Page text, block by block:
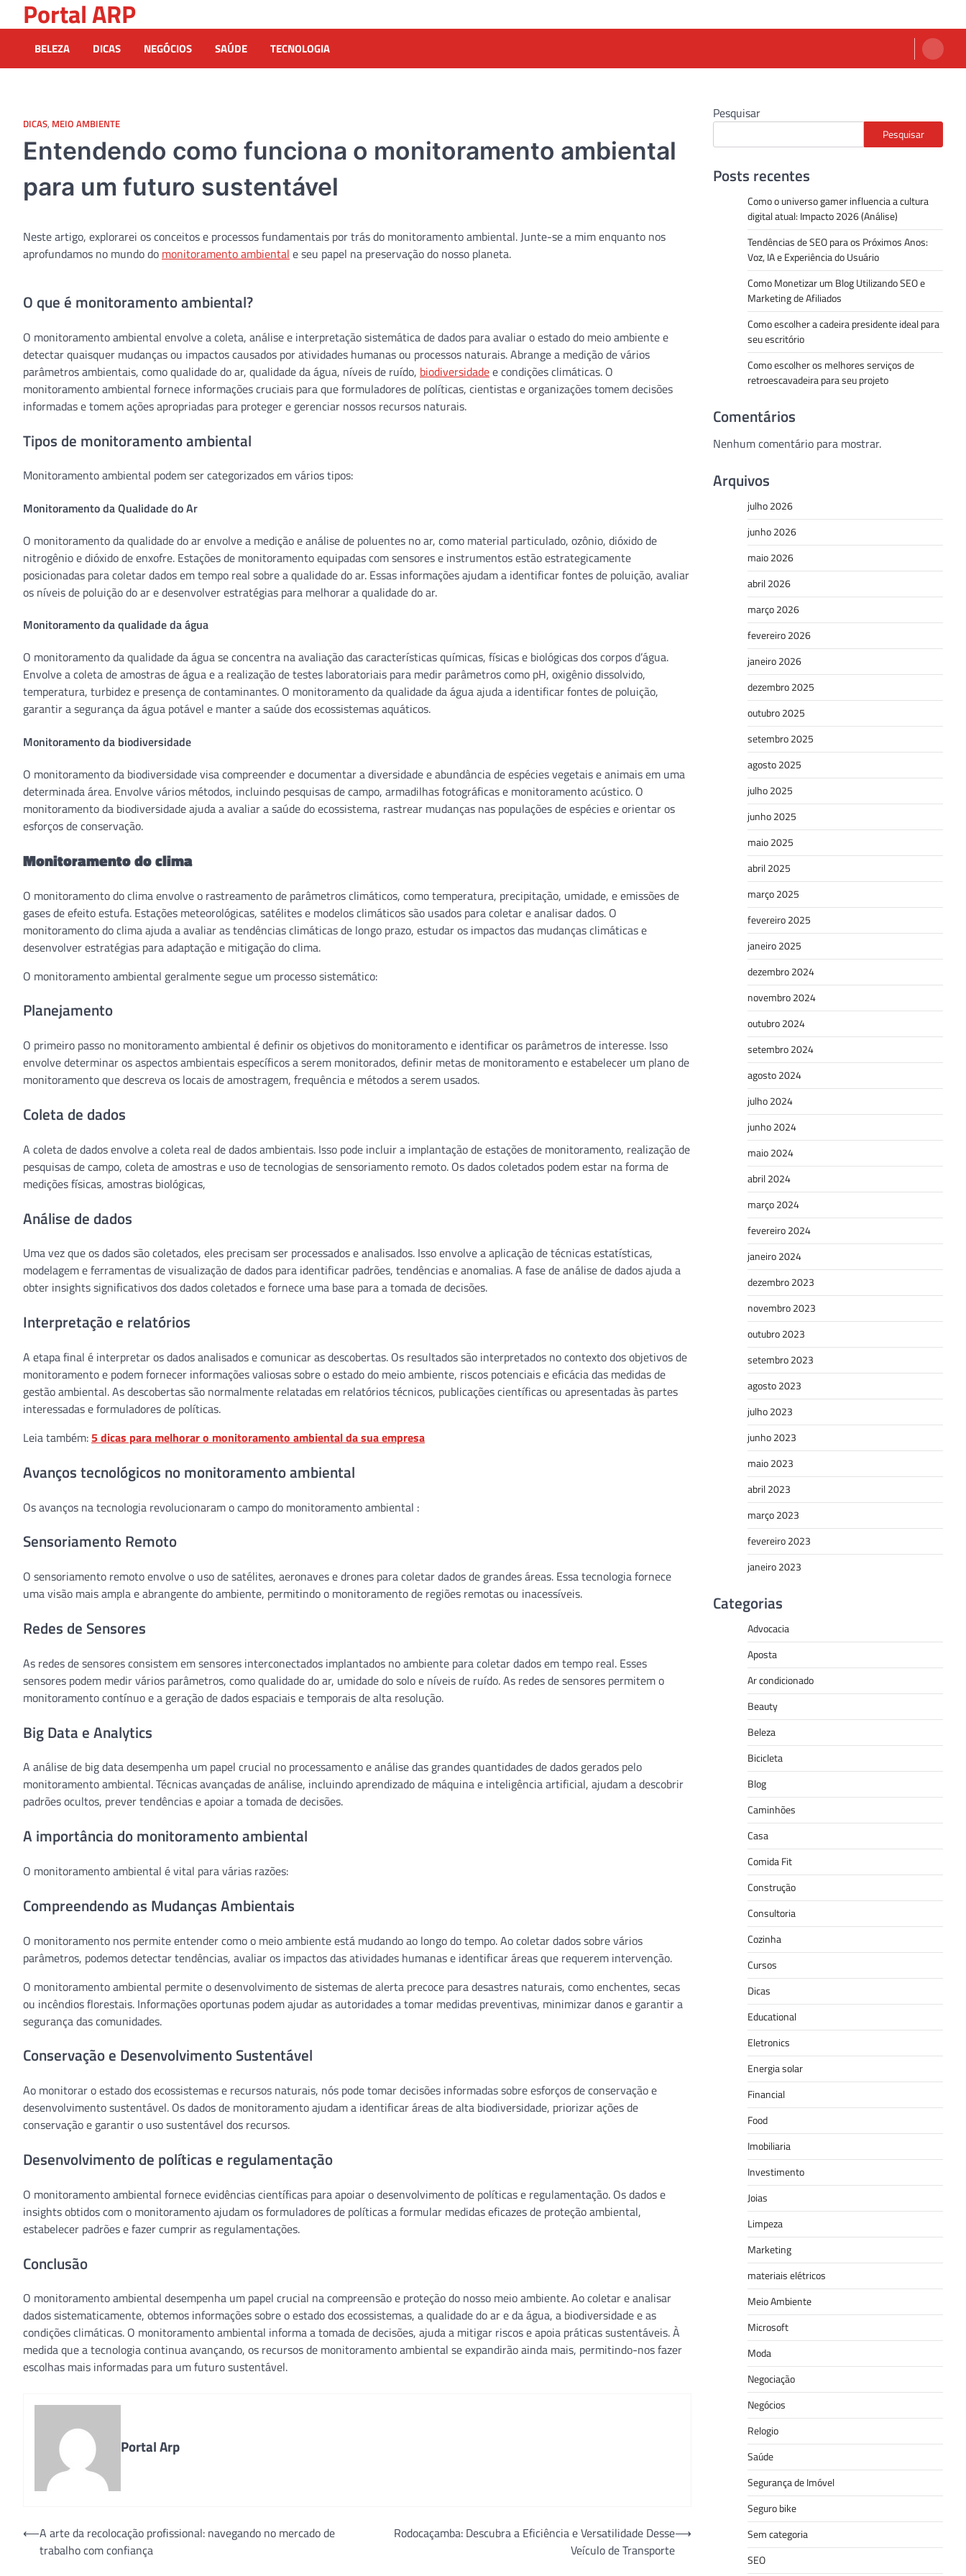
to
content
Portal ARP
BELEZA DICAS NEGÓCIOS SAÚDE TECNOLOGIA
DICAS, MEIO AMBIENTE
Entendendo como funciona o monitoramento ambiental
para um futuro sustentável
Neste artigo, explorarei os conceitos e processos fundamentais por trás do monitoramento ambiental. Junte-se a mim enquanto nos
aprofundamos no mundo do monitoramento ambiental e seu papel na preservação do nosso planeta.
O que é monitoramento ambiental?
O monitoramento ambiental envolve a coleta, análise e interpretação sistemática de dados para avaliar o estado do meio ambiente e
detectar quaisquer mudanças ou impactos causados ​​por atividades humanas ou processos naturais. Abrange a medição de vários
parâmetros ambientais, como qualidade do ar, qualidade da água, níveis de ruído, biodiversidadee condições climáticas. O
monitoramento ambiental fornece informações cruciais para que formuladores de políticas, cientistas e organizações tomem decisões
informadas e tomem ações apropriadas para proteger e gerenciar nossos recursos naturais.
Tipos de monitoramento ambiental
Monitoramento ambiental podem ser categorizados em vários tipos:
Monitoramento da Qualidade do Ar
O monitoramento da qualidade do ar envolve a medição e análise de poluentes no ar, como material particulado, ozônio, dióxido de
nitrogênio e dióxido de enxofre. Estações de monitoramento equipadas com sensores e instrumentos estão estrategicamente
posicionadas para coletar dados em tempo real sobre a qualidade do ar. Essas informações ajudam a identificar fontes de poluição, avaliar
os níveis de poluição do ar e desenvolver estratégias para melhorar a qualidade do ar.
Monitoramento da qualidade da água
O monitoramento da qualidade da água se concentra na avaliação das características químicas, físicas e biológicas dos corpos d’água.
Envolve a coleta de amostras de água e a realização de testes laboratoriais para medir parâmetros como pH, oxigênio dissolvido,
temperatura, turbidez e presença de contaminantes. O monitoramento da qualidade da água ajuda a identificar fontes de poluição,
garantir a segurança da água potável e manter a saúde dos ecossistemas aquáticos.
Monitoramento da biodiversidade
O monitoramento da biodiversidade visa compreender e documentar a diversidade e abundância de espécies vegetais e animais em uma
determinada área. Envolve vários métodos, incluindo pesquisas de campo, armadilhas fotográficas e monitoramento acústico. O
monitoramento da biodiversidade ajuda a avaliar a saúde do ecossistema, rastrear mudanças nas populações de espécies e orientar os
esforços de conservação.
Monitoramento do clima
O monitoramento do clima envolve o rastreamento de parâmetros climáticos, como temperatura, precipitação, umidade, e emissões de
gases de efeito estufa. Estações meteorológicas, satélites e modelos climáticos são usados ​​para coletar e analisar dados. O
monitoramento do clima ajuda a avaliar as tendências climáticas de longo prazo, estudar os impactos das mudanças climáticas e
desenvolver estratégias para adaptação e mitigação do clima.
O monitoramento ambiental geralmente segue um processo sistemático:
Planejamento
O primeiro passo no monitoramento ambiental é definir os objetivos do monitoramento e identificar os parâmetros de interesse. Isso
envolve determinar os aspectos ambientais específicos a serem monitorados, definir metas de monitoramento e estabelecer um plano de
monitoramento que descreva os locais de amostragem, frequência e métodos a serem usados.
Coleta de dados
A coleta de dados envolve a coleta real de dados ambientais. Isso pode incluir a implantação de estações de monitoramento, realização de
pesquisas de campo, coleta de amostras e uso de tecnologias de sensoriamento remoto. Os dados coletados podem estar na forma de
medições físicas, amostras biológicas,
Análise de dados
Uma vez que os dados são coletados, eles precisam ser processados ​​e analisados. Isso envolve a aplicação de técnicas estatísticas,
modelagem e ferramentas de visualização de dados para identificar padrões, tendências e anomalias. A fase de análise de dados ajuda a
obter insights significativos dos dados coletados e fornece uma base para a tomada de decisões.
Interpretação e relatórios
A etapa final é interpretar os dados analisados ​​e comunicar as descobertas. Os resultados são interpretados no contexto dos objetivos de
monitoramento e podem fornecer informações valiosas sobre o estado do meio ambiente, riscos potenciais e eficácia das medidas de
gestão ambiental. As descobertas são normalmente relatadas em relatórios técnicos, publicações científicas ou apresentadas às partes
interessadas e formuladores de políticas.
Leia também: 5 dicas para melhorar o monitoramento ambiental da sua empresa
Avanços tecnológicos no monitoramento ambiental
Os avanços na tecnologia revolucionaram o campo do monitoramento ambiental :
Sensoriamento Remoto
O sensoriamento remoto envolve o uso de satélites, aeronaves e drones para coletar dados de grandes áreas. Essa tecnologia fornece
uma visão mais ampla e abrangente do ambiente, permitindo o monitoramento de regiões remotas ou inacessíveis.
Redes de Sensores
As redes de sensores consistem em sensores interconectados implantados no ambiente para coletar dados em tempo real. Esses
sensores podem medir vários parâmetros, como qualidade do ar, umidade do solo e níveis de ruído. As redes de sensores permitem o
monitoramento contínuo e a geração de dados espaciais e temporais de alta resolução.
Big Data e Analytics
A análise de big data desempenha um papel crucial no processamento e análise das grandes quantidades de dados gerados pelo
monitoramento ambiental. Técnicas avançadas de análise, incluindo aprendizado de máquina e inteligência artificial, ajudam a descobrir
padrões ocultos, prever tendências e apoiar a tomada de decisões.
A importância do monitoramento ambiental
O monitoramento ambiental é vital para várias razões:
Compreendendo as Mudanças Ambientais
O monitoramento nos permite entender como o meio ambiente está mudando ao longo do tempo. Ao coletar dados sobre vários
parâmetros, podemos detectar tendências, avaliar os impactos das atividades humanas e identificar áreas que requerem intervenção.
O monitoramento ambiental permite o desenvolvimento de sistemas de alerta precoce para desastres naturais, como enchentes, secas
ou incêndios florestais. Informações oportunas podem ajudar as autoridades a tomar medidas preventivas, minimizar danos e garantir a
segurança das comunidades.
Conservação e Desenvolvimento Sustentável
Ao monitorar o estado dos ecossistemas e recursos naturais, nós pode tomar decisões informadas sobre esforços de conservação e
desenvolvimento sustentável. Os dados de monitoramento ajudam a identificar áreas de alta biodiversidade, priorizar ações de
conservação e garantir o uso sustentável dos recursos.
Desenvolvimento de políticas e regulamentação
O monitoramento ambiental fornece evidências científicas para apoiar o desenvolvimento de políticas e regulamentação. Os dados e
insights obtidos com o monitoramento ajudam os formuladores de políticas a formular medidas eficazes de proteção ambiental,
estabelecer padrões e fazer cumprir as regulamentações.
Conclusão
O monitoramento ambiental desempenha um papel crucial na compreensão e proteção do nosso meio ambiente. Ao coletar e analisar
dados sistematicamente, obtemos informações sobre o estado dos ecossistemas, a qualidade do ar e da água, a biodiversidade e as
condições climáticas. O monitoramento ambiental informa a tomada de decisões, ajuda a mitigar riscos e apoia práticas sustentáveis. À
medida que a tecnologia continua avançando, os recursos de monitoramento ambiental se expandirão ainda mais, permitindo-nos fazer
escolhas mais informadas para um futuro sustentável.
Portal Arp
Navegação
⟵A arte da recolocação profissional: navegando no mercado de
trabalho com confiança
Rodocaçamba: Descubra a Eficiência e Versatilidade Desse
Veículo de Transporte
⟶
Pesquisar
Pesquisar
Posts recentes
Como o universo gamer influencia a cultura
digital atual: Impacto 2026 (Análise)
Tendências de SEO para os Próximos Anos:
Voz, IA e Experiência do Usuário
Como Monetizar um Blog Utilizando SEO e
Marketing de Afiliados
Como escolher a cadeira presidente ideal para
seu escritório
Como escolher os melhores serviços de
retroescavadeira para seu projeto
Comentários
Nenhum comentário para mostrar.
Arquivos
julho 2026
junho 2026
maio 2026
abril 2026
março 2026
fevereiro 2026
janeiro 2026
dezembro 2025
outubro 2025
setembro 2025
agosto 2025
julho 2025
junho 2025
maio 2025
abril 2025
março 2025
fevereiro 2025
janeiro 2025
dezembro 2024
novembro 2024
outubro 2024
setembro 2024
agosto 2024
julho 2024
junho 2024
maio 2024
abril 2024
março 2024
fevereiro 2024
janeiro 2024
dezembro 2023
novembro 2023
outubro 2023
setembro 2023
agosto 2023
julho 2023
junho 2023
maio 2023
abril 2023
março 2023
fevereiro 2023
janeiro 2023
Categorias
Advocacia
Aposta
Ar condicionado
Beauty
Beleza
Bicicleta
Blog
Caminhões
Casa
Comida Fit
Construção
Consultoria
Cozinha
Cursos
Dicas
Educational
Eletronics
Energia solar
Financial
Food
Imobiliaria
Investimento
Joias
Limpeza
Marketing
materiais elétricos
Meio Ambiente
Microsoft
Moda
Negociação
Negócios
Relogio
Saúde
Segurança de Imóvel
Seguro bike
Sem categoria
SEO